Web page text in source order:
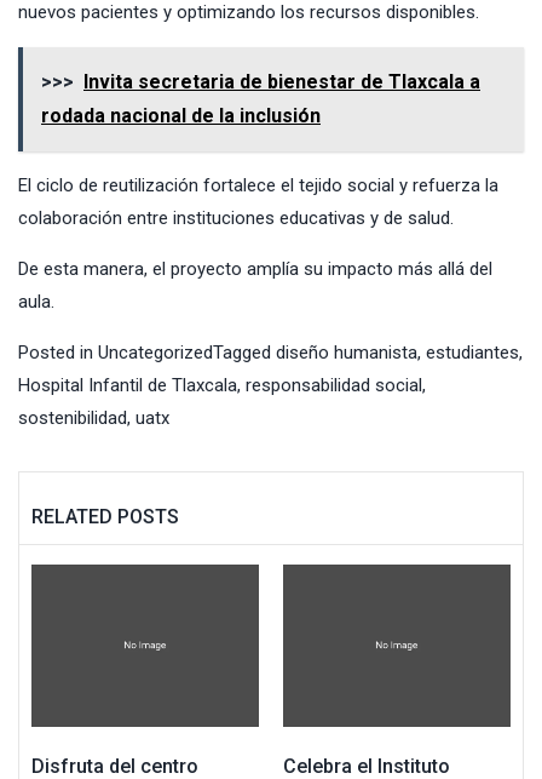
nuevos pacientes y optimizando los recursos disponibles.
>>> Invita secretaria de bienestar de Tlaxcala a
rodada nacional de la inclusión
El ciclo de reutilización fortalece el tejido social y refuerza la
colaboración entre instituciones educativas y de salud.
De esta manera, el proyecto amplía su impacto más allá del
aula.
Posted in UncategorizedTagged diseño humanista, estudiantes,
Hospital Infantil de Tlaxcala, responsabilidad social,
sostenibilidad, uatx
RELATED POSTS
Disfruta del centro
Celebra el Instituto